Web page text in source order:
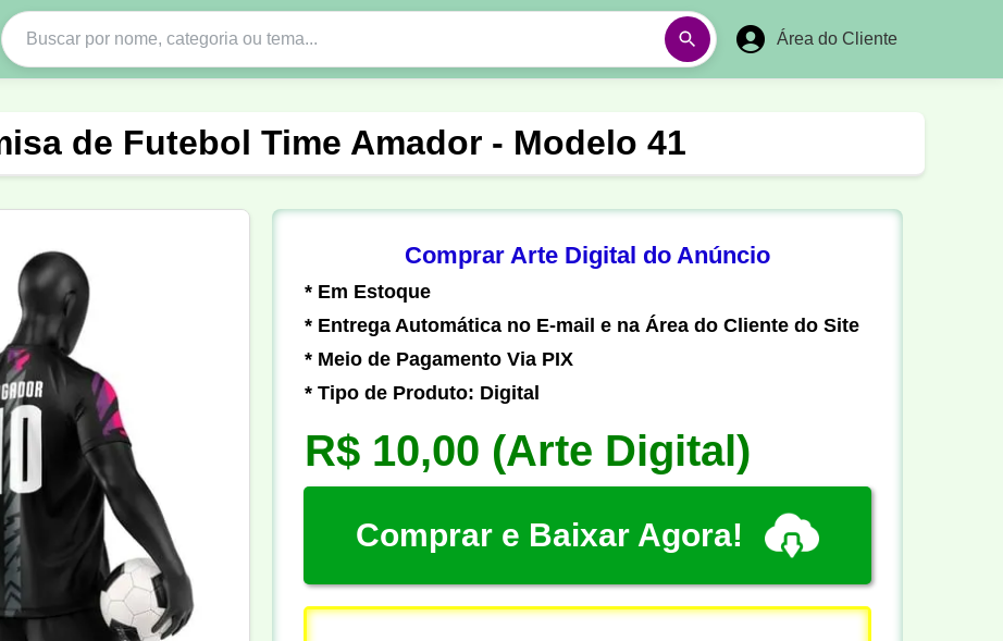
Área do Cliente
Vôlei Futebol Amador Pesca
Pedagogia Biologia Geografia História Matemática
de Futebol Time Amador - Modelo 41
Comprar Arte Digital do Anúncio
* Em Estoque
* Entrega Automática no E-mail e na Área do Cliente do Site
* Meio de Pagamento Via PIX
* Tipo de Produto: Digital
R$ 10,00 (Arte Digital)
Comprar e Baixar Agora!